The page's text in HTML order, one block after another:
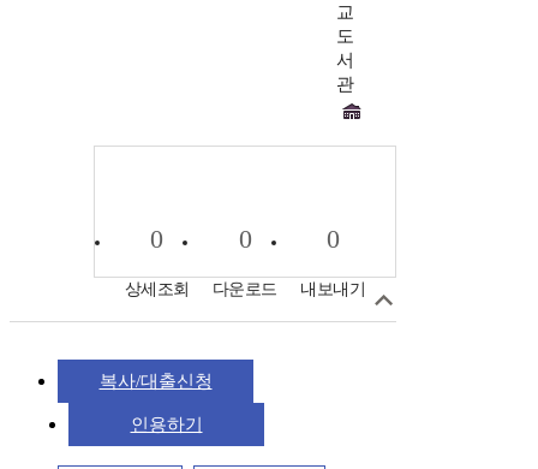
교
도
서
관
0
상세조회
0
다운로드
0
내보내기
복사/대출신청
인용하기